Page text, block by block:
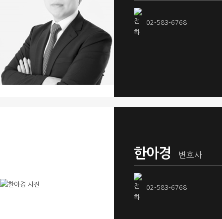
02-583-6768
한아경 변호사
02-583-6768